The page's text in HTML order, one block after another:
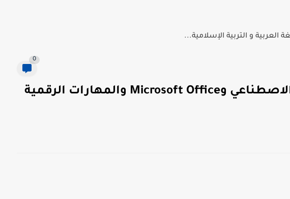
العربية و التربية الإسلامية...
0
أفضل الدورات المجانية في الذكاء الاصطناعي وMicrosoft Office والمهارات الرقمية